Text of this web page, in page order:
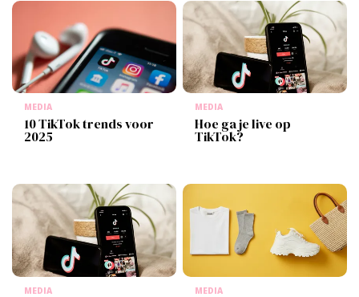
MEDIA
10 TikTok trends voor
2025
MEDIA
Hoe ga je live op
TikTok?
MEDIA MEDIA